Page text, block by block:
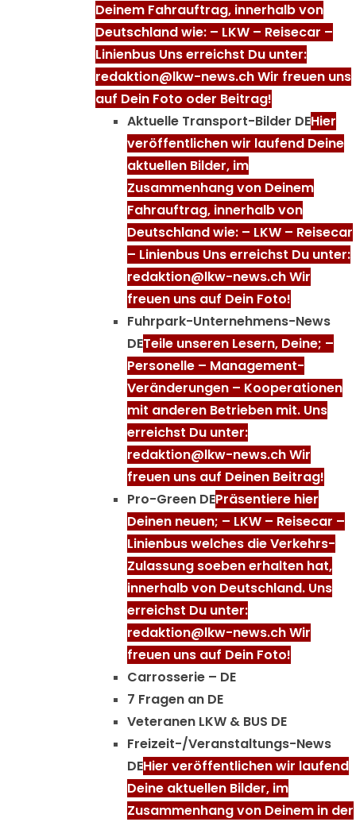
Deinem Fahrauftrag, innerhalb von
Deutschland wie: – LKW – Reisecar –
Linienbus Uns erreichst Du unter:
redaktion@lkw-news.ch Wir freuen uns
auf Dein Foto oder Beitrag!
Aktuelle Transport-Bilder DEHier
veröffentlichen wir laufend Deine
aktuellen Bilder, im
Zusammenhang von Deinem
Fahrauftrag, innerhalb von
Deutschland wie: – LKW – Reisecar
– Linienbus Uns erreichst Du unter:
redaktion@lkw-news.ch Wir
freuen uns auf Dein Foto!
Fuhrpark-Unternehmens-News
DETeile unseren Lesern, Deine; –
Personelle – Management-
Veränderungen – Kooperationen
mit anderen Betrieben mit. Uns
erreichst Du unter:
redaktion@lkw-news.ch Wir
freuen uns auf Deinen Beitrag!
Pro-Green DEPräsentiere hier
Deinen neuen; – LKW – Reisecar –
Linienbus welches die Verkehrs-
Zulassung soeben erhalten hat,
innerhalb von Deutschland. Uns
erreichst Du unter:
redaktion@lkw-news.ch Wir
freuen uns auf Dein Foto!
Carrosserie – DE
7 Fragen an DE
Veteranen LKW & BUS DE
Freizeit-/Veranstaltungs-News
DEHier veröffentlichen wir laufend
Deine aktuellen Bilder, im
Zusammenhang von Deinem in der